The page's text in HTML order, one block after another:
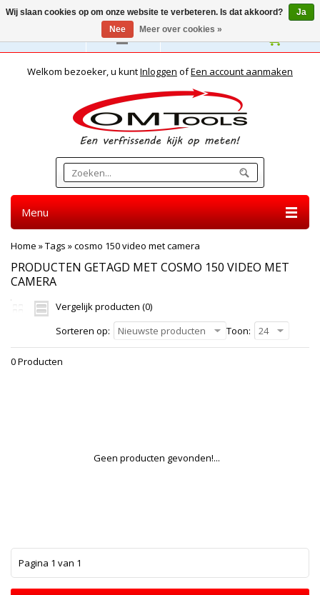
Nederlands
Welkom bezoeker, u kuntInloggen ofEen account aanmaken
Menu
Home »Tags »cosmo 150 video met camera
PRODUCTEN GETAGD MET COSMO 150 VIDEO MET
CAMERA
Vergelijk producten (0)
Sorteren op:
Nieuwste producten Toon: 24
0 Producten
Geen producten gevonden!...
Pagina 1 van 1
Wij slaan cookies op om onze website te verbeteren. Is dat akkoord?
Ja
Nee
Meer over cookies »